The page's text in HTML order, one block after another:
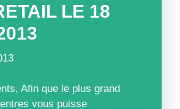
LE 18
Afin que le plus grand
vous puisse